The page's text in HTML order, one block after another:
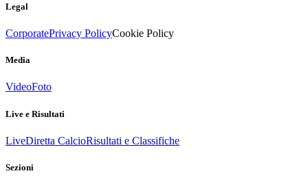
Legal
CorporatePrivacy PolicyCookie Policy
Media
VideoFoto
Live e Risultati
LiveDiretta CalcioRisultati e Classifiche
Sezioni